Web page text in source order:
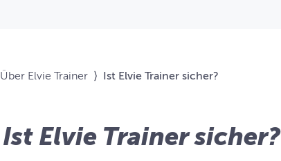
Über Elvie Trainer ⟩ Ist Elvie Trainer sicher?
Ist Elvie Trainer sicher?